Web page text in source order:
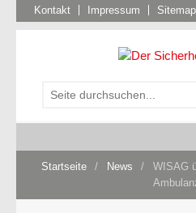
Kontakt Impressum Sitemap
Startseite / News /
WISAG